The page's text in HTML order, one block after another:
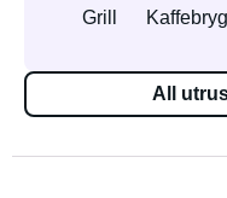
Grill
All